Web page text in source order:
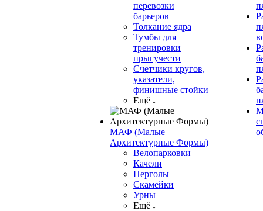
перевозки
барьеров
Толкание ядра
Тумбы для
тренировки
прыгучести
Счетчики кругов,
указатели,
финишные стойки
Ещё
МАФ (Малые
Архитектурные Формы)
Велопарковки
Качели
Перголы
Скамейки
Урны
Ещё